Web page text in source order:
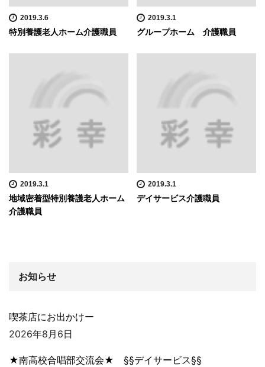
2019.3.6
特別養護老人ホーム介護職員
2019.3.1
グループホーム 介護職員
2019.3.1
地域密着型特別養護老人ホーム
介護職員
2019.3.1
デイサービス介護職員
お知らせ
喫茶店にお出かけー
2026年8月6日
★南高校合唱部交流会★ §§デイサービス§§